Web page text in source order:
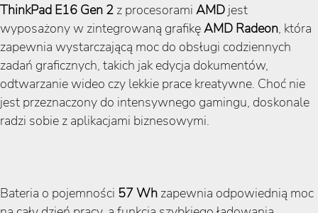
ThinkPad E16 Gen 2 z procesorami AMD jest
wyposażony w zintegrowaną grafikęAMD Radeon, która
zapewnia wystarczającą moc do obsługi codziennych
zadań graficznych, takich jak edycja dokumentów,
odtwarzanie wideo czy lekkie prace kreatywne. Choć nie
jest przeznaczony do intensywnego gamingu, doskonale
radzi sobie z aplikacjami biznesowymi.
Bateria o pojemności 57 Wh zapewnia odpowiednią moc